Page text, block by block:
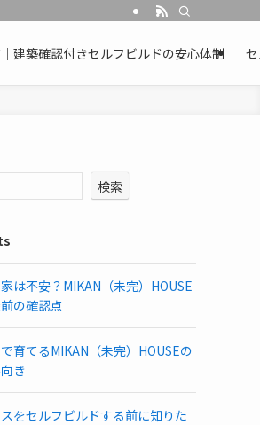
建築確認付きセルフビルドの安心体制
検索
は不安？MIKAN（未完）HOUSE
の確認点
育てるMIKAN（未完）HOUSEの
き
をセルフビルドする前に知りた